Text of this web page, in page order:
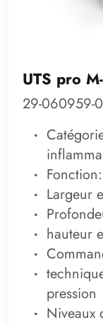
UTS pro
29-060959-
Largeur
hauteur
pression
Niveaux